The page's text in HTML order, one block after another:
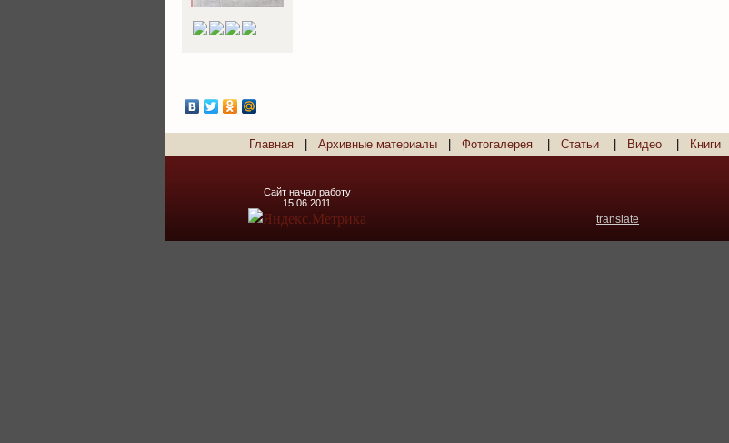
Главная Архивные материалы Фотогалерея Статьи Видео Книги
Сайт начал работу
15.06.2011
translate